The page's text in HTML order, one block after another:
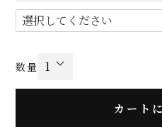
カート